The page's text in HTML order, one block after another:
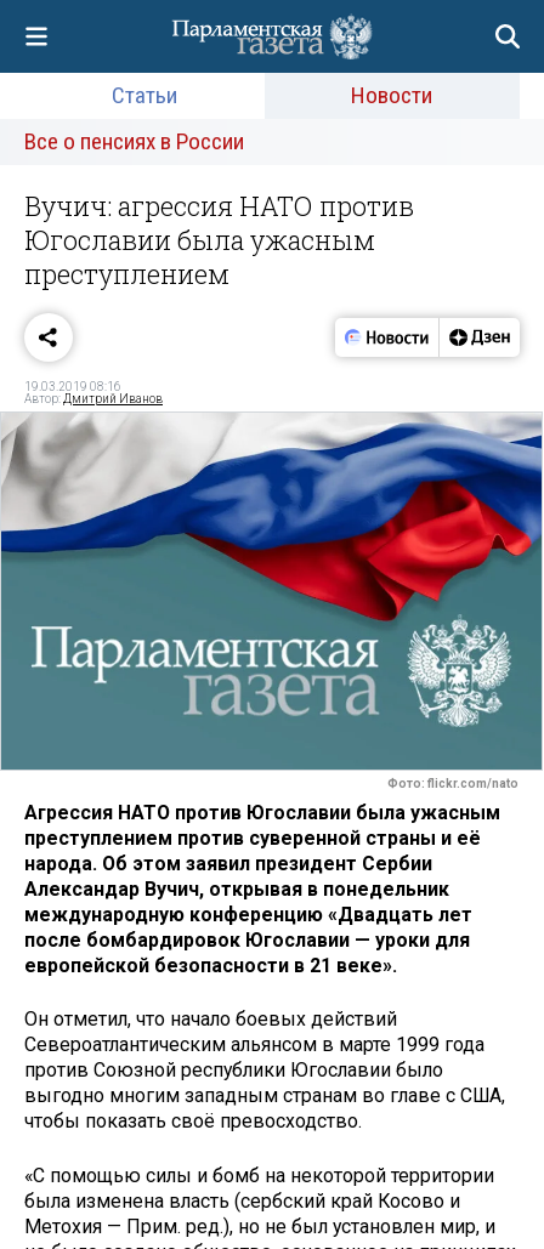
Статьи
Новости
Все о пенсиях в России
Вучич: агрессия НАТО против
Югославии была ужасным
преступлением
19.03.2019 08:16
Автор: Дмитрий Иванов
Фото: flickr.com/nato
Агрессия НАТО против Югославии была ужасным
преступлением против суверенной страны и её
народа. Об этом заявил президент Сербии
Александар Вучич, открывая в понедельник
международную конференцию «Двадцать лет
после бомбардировок Югославии — уроки для
европейской безопасности в 21 веке».
Он отметил, что начало боевых действий
Североатлантическим альянсом в марте 1999 года
против Союзной республики Югославии было
выгодно многим западным странам во главе с США,
чтобы показать своё превосходство.
«С помощью силы и бомб на некоторой территории
была изменена власть (сербский край Косово и
Метохия — Прим. ред.), но не был установлен мир, и